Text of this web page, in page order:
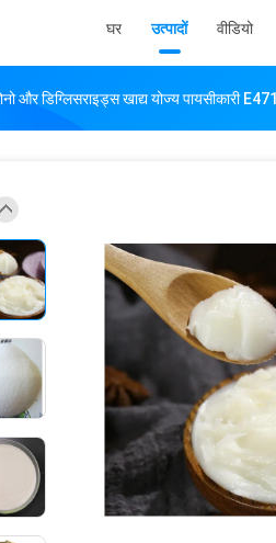
घर उत्पादों वीडियो
और डिग्लिसराइड्स खाद्य योज्य पायसीकारी E471